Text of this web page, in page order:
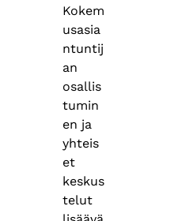
Kokem
usasia
ntuntij
an
osallis
tumin
en ja
yhteis
et
keskus
telut